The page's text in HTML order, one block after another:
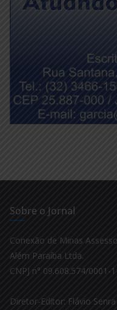
Sobre o Jornal
Conexão de Minas
Além Paraíba Ltda.
CNPJ n° 09.608.574/0001-
Diretor-Editor: Flávio